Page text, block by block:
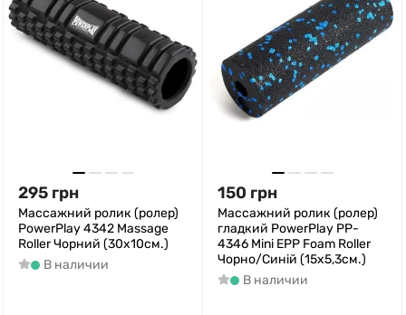
295 грн
Массажний ролик (ролер)
PowerPlay 4342 Massage
Roller Чорний (30x10см.)
В наличии
150 грн
Массажний ролик (ролер)
гладкий PowerPlay PP-
4346 Mini EPP Foam Roller
Чорно/Синій (15x5,3см.)
В наличии